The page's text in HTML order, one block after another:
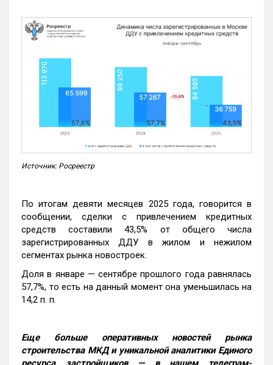
Источник: Росреестр
По итогам девяти месяцев 2025 года, говорится в
сообщении, сделки с привлечением кредитных
средств составили 43,5% от общего числа
зарегистрированных ДДУ в жилом и нежилом
сегментах рынка новостроек.
Доля в январе — сентябре прошлого года равнялась
57,7%, то есть на данный момент она уменьшилась на
14,2 п. п.
Еще больше оперативных новостей рынка
строительства МКД и уникальной аналитики Единого